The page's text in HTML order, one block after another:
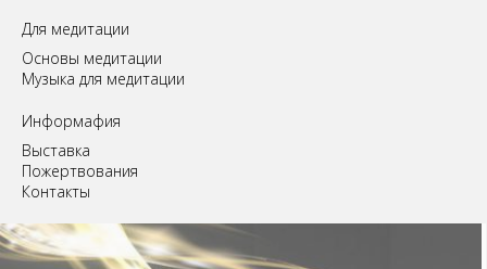
Для медитации
Основы медитации
Музыка для медитации
Информафия
Выставка
Пожертвования
Контакты